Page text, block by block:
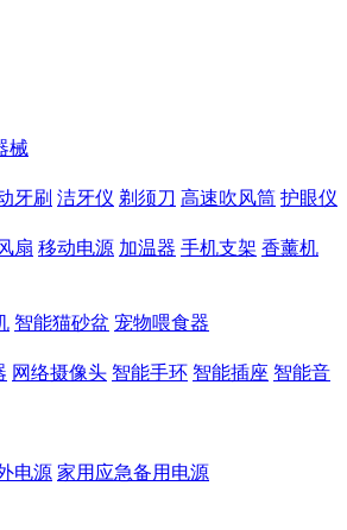
械
牙刷 洁牙仪 剃须刀 高速吹风筒 护眼仪
扇 移动电源 加温器 手机支架 香薰机
智能猫砂盆 宠物喂食器
网络摄像头 智能手环 智能插座 智能音
电源 家用应急备用电源